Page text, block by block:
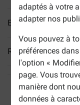
adaptés à votre
adapter nos
Vous pouvez à
préférences
l'option «
page. Vous
manière dont
données à
En savoir plus
Reviews